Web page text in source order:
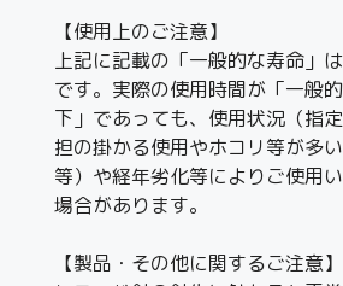
【使用上のご注意】
上記に記載の「一般的な寿命」
です。実際の使用時間が「一般
下」であっても、使用状況（指
担の掛かる使用やホコリ等が多
等）や経年劣化等によりご使用
場合があります。
【製品・その他に関するご注意】